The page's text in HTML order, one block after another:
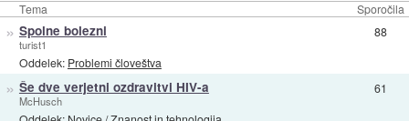
Tema Sporočila
» Spolne bolezni
turist1
Oddelek: Problemi človeštva
88
» Še dve verjetni ozdravitvi HIV-a
McHusch
61